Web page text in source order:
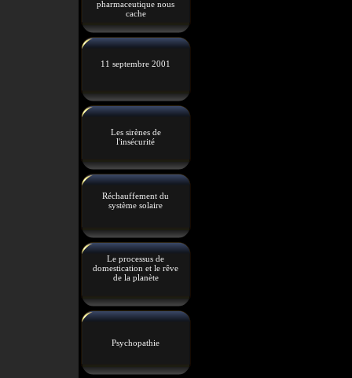
pharmaceutique nous
cache
11 septembre 2001
Les sirènes de
l'insécurité
Réchauffement du
système solaire
Le processus de
domestication et le rêve
de la planète
Psychopathie